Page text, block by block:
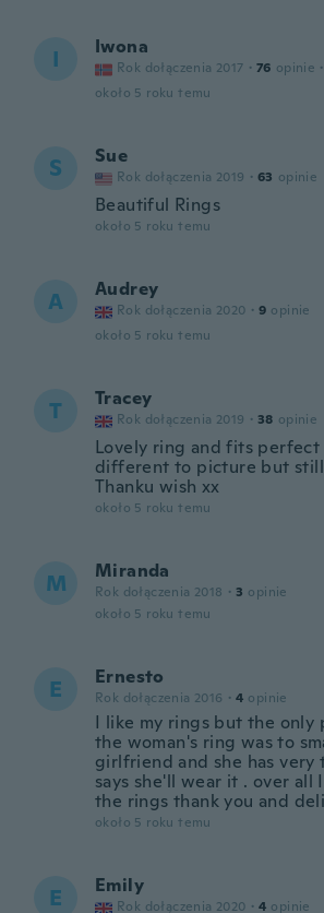
I Iwona
Rok dołączenia 2017 · 76 opinie ·
około 5 roku temu
S Sue
Rok dołączenia 2019 · 63 opinie
Beautiful Rings
około 5 roku temu
A Audrey
Rok dołączenia 2020 · 9 opinie
około 5 roku temu
T Tracey
Rok dołączenia 2019 · 38 opinie
Lovely ring and fits
different to picture but still
Thanku wish xx
około 5 roku temu
M Miranda
Rok dołączenia 2018 · 3 opinie
około 5 roku temu
E Ernesto
Rok dołączenia 2016 · 4 opinie
I like my rings but the only
the woman's ring was to
girlfriend and she has very
says she'll wear it . over all
the rings thank you and
około 5 roku temu
E Emily
Rok dołączenia 2020 · 4 opinie